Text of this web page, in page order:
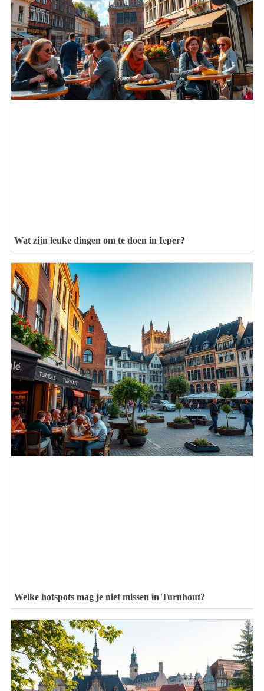
Wat zijn leuke dingen om te doen in Ieper?
Welke hotspots mag je niet missen in Turnhout?